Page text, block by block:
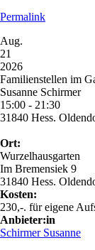
Permalink
Aug.
21
2026
Familienstellen im
Susanne Schirmer
15:00 - 21:30
31840 Hess.
Ort:
Wurzelhausgarten
Im Bremensiek 9
31840 Hess.
Kosten:
230,-. für eigene
Anbieter:in
Schirmer Susanne